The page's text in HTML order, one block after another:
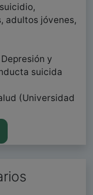
adultos jóvenes,
y
suicida
(Universidad